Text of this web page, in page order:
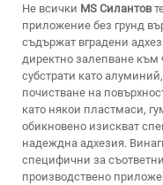
Не всички MS Силантов
приложение без грунд
съдържат вградени
директно залепване към
субстрати като
почистване на
като някои пластмаси,
обикновено изискват
надеждна адхезия.
специфични за
производствено